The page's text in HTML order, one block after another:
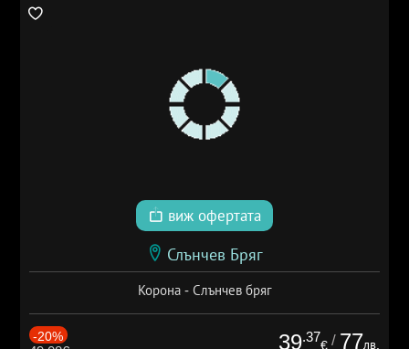
виж офертата
Слънчев Бряг
Корона - Слънчев бряг
-20% 39.37
€ / 77лв.